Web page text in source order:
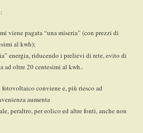
viene pagata “una miseria” (con prezzi di
al kwh);
energia, riducendo i prelievi di rete, evito di
ad oltre 20 centesimi al kwh..
conviene e, più riesco ad
aumenta
peraltro, per eolico ed altre fonti, anche non